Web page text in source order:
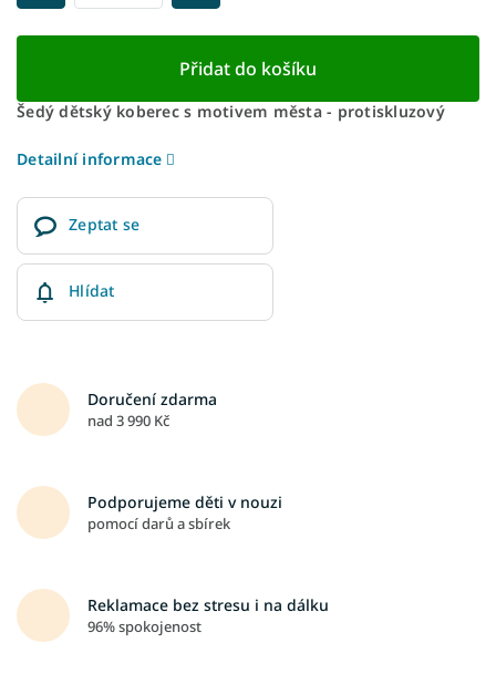
Přidat do košíku
Šedý dětský koberec s motivem města - protiskluzový
Detailní informace
Zeptat se
Hlídat
Doručení zdarma
nad 3 990 Kč
Podporujeme děti v nouzi
pomocí darů a sbírek
Reklamace bez stresu i na dálku
96% spokojenost